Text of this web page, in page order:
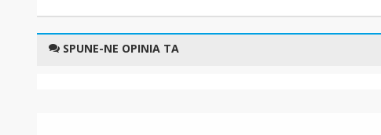
SPUNE-NE OPINIA TA